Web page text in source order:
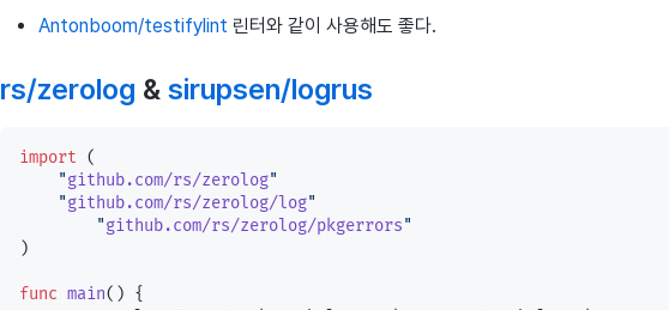
Antonboom/testifylint 린터와 같이 사용해도 좋다.
rs/zerolog & sirupsen/logrus
import (
    "
github.com/rs/zerolog"
    "
github.com/rs/zerolog/log"
	"
github.com/rs/zerolog/pkgerrors"
)
func main() {